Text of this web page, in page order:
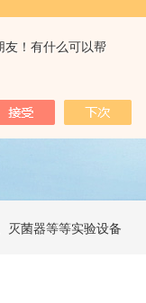
友！有什么可以帮
灭菌器等等实验设备